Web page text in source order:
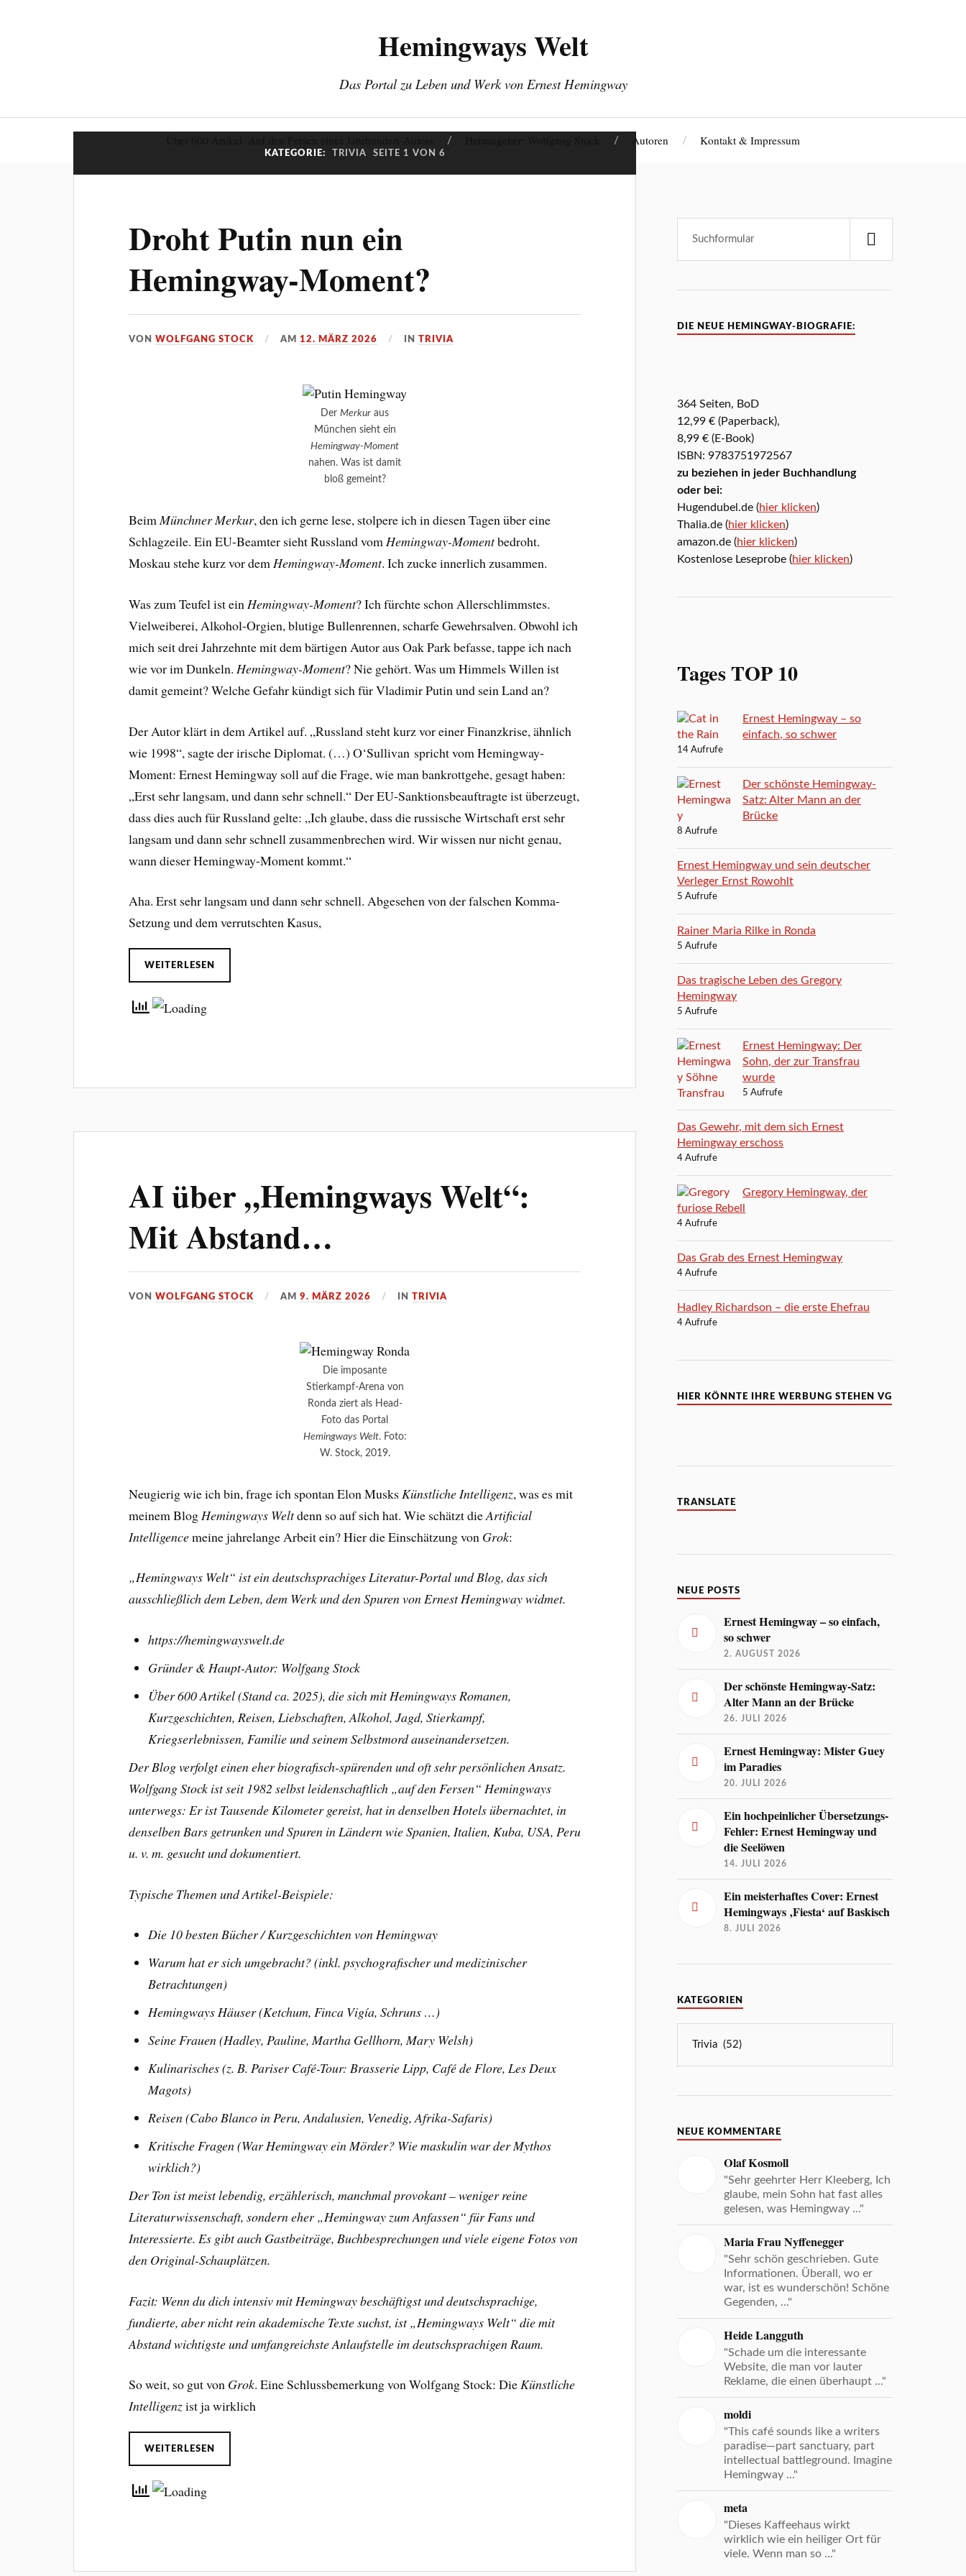
Hemingways Welt
Das Portal zu Leben und Werk von Ernest Hemingway
Autoren Kontakt & Impressum
KATEGORIE: TRIVIA SEITE 1 VON 6
Droht Putin nun ein
Hemingway-Moment?
VONWOLFGANG STOCK AM12. MÄRZ 2026 INTRIVIA
DerMerkur aus
München sieht ein
Hemingway-Moment
nahen. Was ist damit
bloß gemeint?
BeimMünchner Merkur, den ich gerne lese, stolpere ich in diesen Tagen über eine
Schlagzeile. Ein EU-Beamter sieht Russland vomHemingway-Momentbedroht.
Moskau stehe kurz vor demHemingway-Moment. Ich zucke innerlich zusammen.
Was zum Teufel ist ein Hemingway-Moment? Ich fürchte schon Allerschlimmstes.
Vielweiberei, Alkohol-Orgien, blutige Bullenrennen, scharfe Gewehrsalven. Obwohl ich
mich seit drei Jahrzehnte mit dem bärtigen Autor aus Oak Park befasse, tappe ich nach
wie vor im Dunkeln. Hemingway-Moment? Nie gehört. Was um Himmels Willen ist
damit gemeint? Welche Gefahr kündigt sich für Vladimir Putin und sein Land an?
Der Autor klärt in dem Artikel auf. „Russland steht kurz vor einer Finanzkrise, ähnlich
wie 1998“, sagte der irische Diplomat. (…) O‘Sullivan spricht vom Hemingway-
Moment: Ernest Hemingway soll auf die Frage, wie man bankrottgehe, gesagt haben:
„Erst sehr langsam, und dann sehr schnell.“ Der EU-Sanktionsbeauftragte ist überzeugt,
dass dies auch für Russland gelte: „Ich glaube, dass die russische Wirtschaft erst sehr
langsam und dann sehr schnell zusammenbrechen wird. Wir wissen nur nicht genau,
wann dieser Hemingway-Moment kommt.“
Aha. Erst sehr langsam und dann sehr schnell. Abgesehen von der falschen Komma-
Setzung und dem verrutschten Kasus,
WEITERLESEN
AI über „Hemingways Welt“:
Mit Abstand…
VONWOLFGANG STOCK AM9. MÄRZ 2026 INTRIVIA
Die imposante
Stierkampf-Arena von
Ronda ziert als Head-
Foto das Portal
Hemingways Welt. Foto:
W. Stock, 2019.
Neugierig wie ich bin, frage ich spontan Elon Musks Künstliche Intelligenz, was es mit
meinem Blog Hemingways Weltdenn so auf sich hat. Wie schätzt dieArtificial
Intelligencemeine jahrelange Arbeit ein? Hier die Einschätzung von Grok:
„Hemingways Welt“ ist ein deutschsprachiges Literatur-Portal und Blog, das sich
ausschließlich dem Leben, dem Werk und den Spuren von Ernest Hemingway widmet.
https://hemingwayswelt.de
Gründer & Haupt-Autor: Wolfgang Stock
Über 600 Artikel (Stand ca. 2025), die sich mit Hemingways Romanen,
Kurzgeschichten, Reisen, Liebschaften, Alkohol, Jagd, Stierkampf,
Kriegserlebnissen, Familie und seinem Selbstmord auseinandersetzen.
Der Blog verfolgt einen eher biografisch-spürenden und oft sehr persönlichen Ansatz.
Wolfgang Stock ist seit 1982 selbst leidenschaftlich „auf den Fersen“ Hemingways
unterwegs: Er ist Tausende Kilometer gereist, hat in denselben Hotels übernachtet, in
denselben Bars getrunken und Spuren in Ländern wie Spanien, Italien, Kuba, USA, Peru
u. v. m. gesucht und dokumentiert.
Typische Themen und Artikel-Beispiele:
Die 10 besten Bücher /Kurzgeschichten von Hemingway
Warum hat er sich umgebracht? (inkl. psychografischer und medizinischer
Betrachtungen)
Hemingways Häuser (Ketchum, Finca Vigía, Schruns …)
Seine Frauen (Hadley, Pauline, Martha Gellhorn, Mary Welsh)
Kulinarisches (z. B. Pariser Café-Tour: Brasserie Lipp, Café de Flore, Les Deux
Magots)
Reisen (Cabo Blanco in Peru, Andalusien, Venedig, Afrika-Safaris)
Kritische Fragen (War Hemingway ein Mörder? Wie maskulin war der Mythos
wirklich?)
Der Ton ist meist lebendig, erzählerisch, manchmal provokant – weniger reine
Literaturwissenschaft, sondern eher „Hemingway zum Anfassen“ für Fans und
Interessierte. Es gibt auch Gastbeiträge, Buchbesprechungen und viele eigene Fotos von
den Original-Schauplätzen.
Fazit: Wenn du dich intensiv mit Hemingway beschäftigst und deutschsprachige,
fundierte, aber nicht rein akademische Texte suchst, ist „Hemingways Welt“ die mit
Abstand wichtigste und umfangreichste Anlaufstelle im deutschsprachigen Raum.
So weit, so gut von Grok. Eine Schlussbemerkung von Wolfgang Stock: DieKünstliche
Intelligenzist ja wirklich
WEITERLESEN
DIE NEUE HEMINGWAY-BIOGRAFIE:
364 Seiten, BoD
12,99 € (Paperback),
8,99 € (E-Book)
ISBN: 9783751972567
zu beziehen in jeder Buchhandlung
oder bei:
Hugendubel.de (hier klicken)
Thalia.de (hier klicken)
amazon.de (hier klicken)
Kostenlose Leseprobe (hier klicken)
Tages TOP 10
Ernest Hemingway – so
einfach, so schwer
14 Aufrufe
Der schönste Hemingway-
Satz: Alter Mann an der
Brücke
8 Aufrufe
Ernest Hemingway und sein deutscher
Verleger Ernst Rowohlt
5 Aufrufe
Rainer Maria Rilke in Ronda
5 Aufrufe
Das tragische Leben des Gregory
Hemingway
5 Aufrufe
Ernest Hemingway: Der
Sohn, der zur Transfrau
wurde
5 Aufrufe
Das Gewehr, mit dem sich Ernest
Hemingway erschoss
4 Aufrufe
Gregory Hemingway, der
furiose Rebell
4 Aufrufe
Das Grab des Ernest Hemingway
4 Aufrufe
Hadley Richardson – die erste Ehefrau
4 Aufrufe
HIER KÖNNTE IHRE WERBUNG STEHEN VG
TRANSLATE
NEUE POSTS
Ernest Hemingway – so einfach,
so schwer
2. AUGUST 2026
Der schönste Hemingway-Satz:
Alter Mann an der Brücke
26. JULI 2026
Ernest Hemingway: Mister Guey
im Paradies
20. JULI 2026
Ein hochpeinlicher Übersetzungs-
Fehler: Ernest Hemingway und
die Seelöwen
14. JULI 2026
Ein meisterhaftes Cover: Ernest
Hemingways ‚Fiesta‘ auf Baskisch
8. JULI 2026
KATEGORIEN
NEUE KOMMENTARE
Olaf Kosmoll
"Sehr geehrter Herr Kleeberg, Ich
glaube, mein Sohn hat fast alles
gelesen, was Hemingway ..."
Maria Frau Nyffenegger
"Sehr schön geschrieben. Gute
Informationen. Überall, wo er
war, ist es wunderschön! Schöne
Gegenden, ..."
Heide Langguth
"Schade um die interessante
Website, die man vor lauter
Reklame, die einen überhaupt ..."
moldi
"This café sounds like a writers
paradise—part sanctuary, part
intellectual battleground. Imagine
Hemingway ..."
meta
"Dieses Kaffeehaus wirkt
wirklich wie ein heiliger Ort für
viele. Wenn man so ..."